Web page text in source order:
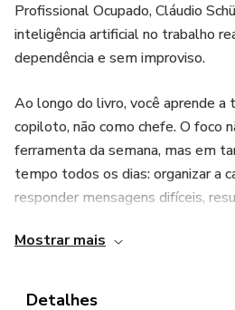
Profissional Ocupado, Cláudio
inteligência artificial no trabalho
dependência e sem improviso.
Ao longo do livro, você aprende a
copiloto, não como chefe. O foco
ferramenta da semana, mas em
tempo todos os dias: organizar a
responder mensagens difíceis,
mais clareza, montar relatórios,
Mostrar mais
Detalhes